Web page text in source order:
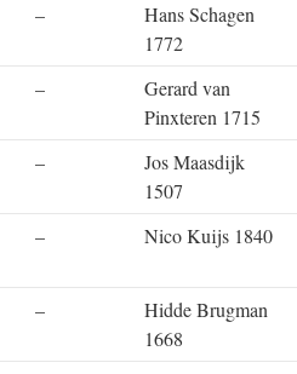
–
Hans Schagen
1772
–
Gerard van
Pinxteren 1715
–
Jos Maasdijk
1507
– Nico Kuijs 1840
–
Hidde Brugman
1668